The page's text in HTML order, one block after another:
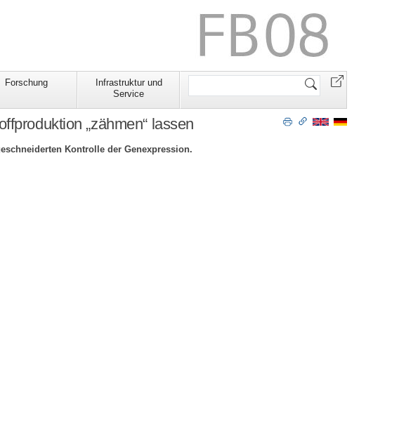
Forschung
Infrastruktur und
Service
Website
„zähmen“ lassen
Kontrolle der Genexpression.